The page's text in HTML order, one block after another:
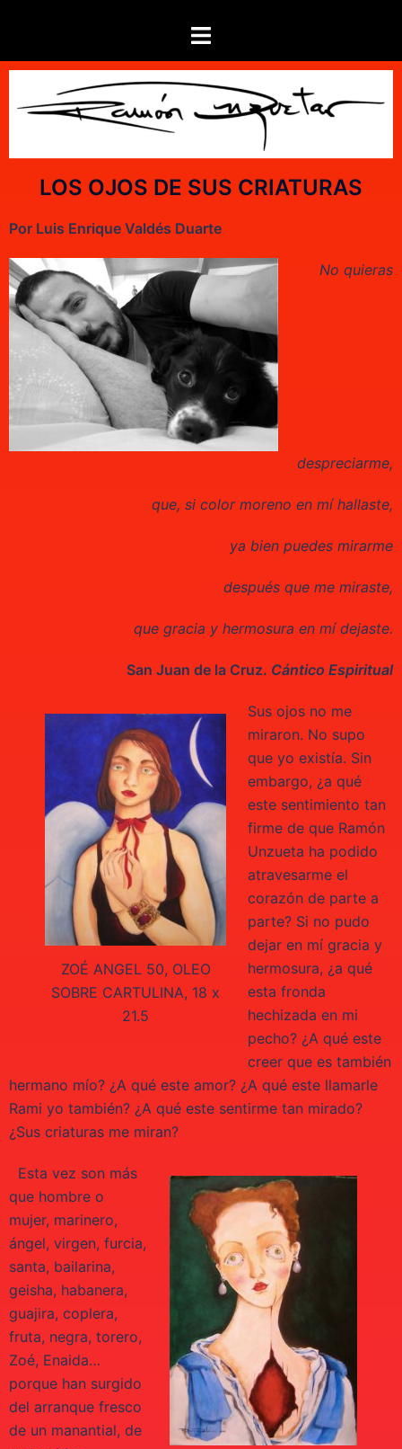
LOS OJOS DE SUS CRIATURAS
Por Luis Enrique Valdés Duarte
No quieras
despreciarme,
que, si color moreno en mí hallaste,
ya bien puedes mirarme
después que me miraste,
que gracia y hermosura en mí dejaste.
San Juan de la Cruz. Cántico Espiritual
ZOÉ ANGEL 50, OLEO
SOBRE CARTULINA, 18 x
21.5
Sus ojos no me
miraron. No supo
que yo existía. Sin
embargo, ¿a qué
este sentimiento tan
firme de que Ramón
Unzueta ha podido
atravesarme el
corazón de parte a
parte? Si no pudo
dejar en mí gracia y
hermosura, ¿a qué
esta fronda
hechizada en mi
pecho? ¿A qué este
creer que es también
hermano mío? ¿A qué este amor? ¿A qué este llamarle
Rami yo también? ¿A qué este sentirme tan mirado?
¿Sus criaturas me miran?
Esta vez son más
que hombre o
mujer, marinero,
ángel, virgen, furcia,
santa, bailarina,
geisha, habanera,
guajira, coplera,
fruta, negra, torero,
Zoé, Enaida…
porque han surgido
del arranque fresco
de un manantial, de